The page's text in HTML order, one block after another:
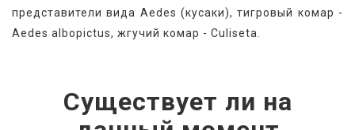
представители вида Aedes (кусаки), тигровый комар -
Aedes albopictus, жгучий комар - Culiseta.
Существует ли на